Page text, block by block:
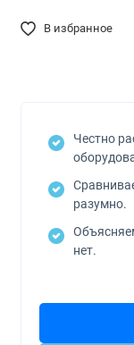
В избранное
Честно
разумно.
нет.